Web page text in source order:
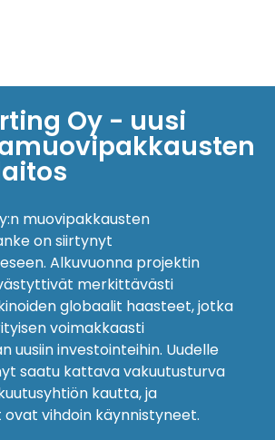
Oy - uusi
muovipakkausten
on siirtynyt
Alkuvuonna projektin
merkittävästi
globaalit haasteet, jotka
voimakkaasti
uusiin investointeihin. Uudelle
saatu kattava vakuutusturva
kautta, ja
vihdoin käynnistyneet.